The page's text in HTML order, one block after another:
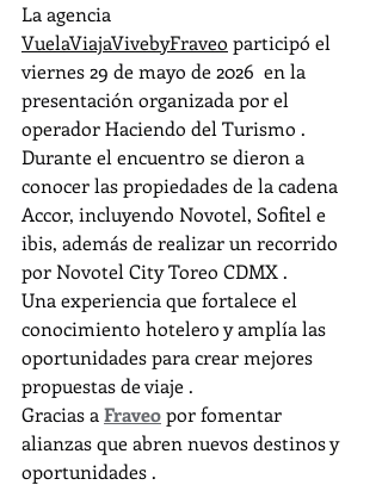
La agencia
VuelaViajaVivebyFraveo participó el
viernes 29 de mayo de 2026  en la
presentación organizada por el
operador Haciendo del Turismo .
Durante el encuentro se dieron a
conocer las propiedades de la cadena
Accor, incluyendo Novotel, Sofitel e
ibis, además de realizar un recorrido
por Novotel City Toreo CDMX .
Una experiencia que fortalece el
conocimiento hotelero y amplía las
oportunidades para crear mejores
propuestas de viaje .
Gracias a Fraveo por fomentar
alianzas que abren nuevos destinos y
oportunidades .